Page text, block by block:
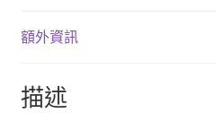
額外資訊
描述